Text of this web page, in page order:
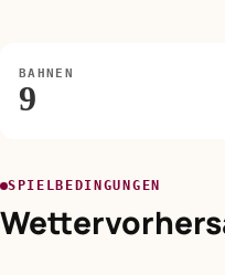
BAHNEN
9
SPIELBEDINGUNGEN